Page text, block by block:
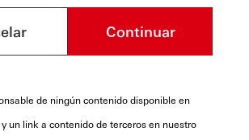
Continuar
de ningún contenido disponible en
un link a contenido de terceros en nuestro